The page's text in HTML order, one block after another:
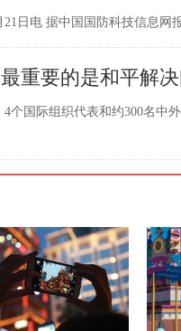
日电 据中国国防科技信息
重要的是和平解
个国际组织代表和约300名中